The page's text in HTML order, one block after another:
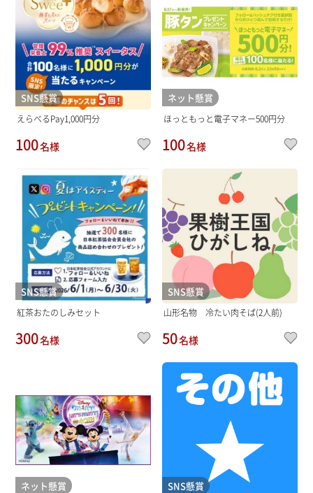
SNS懸賞
えらべるPay1,000円分
100名様
ネット懸賞
ほっともっと電子マネー500円分
100名様
SNS懸賞
紅茶おたのしみセット
300名様
SNS懸賞
山形名物 冷たい肉そば(2人前)
50名様
ネット懸賞 SNS懸賞